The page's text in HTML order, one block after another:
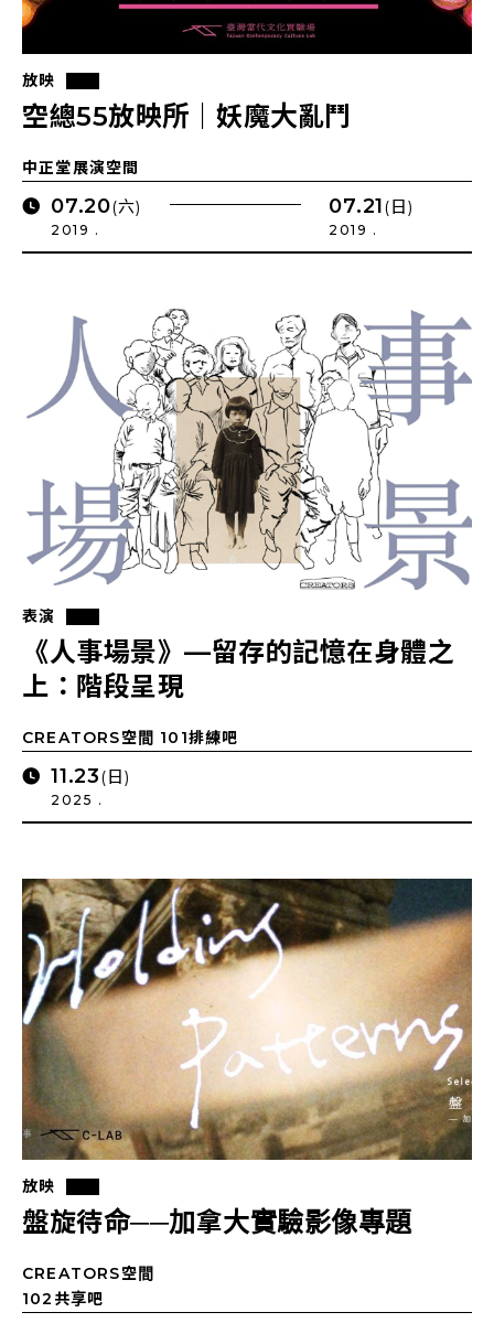
放映
空總55放映所｜妖魔大亂鬥
中正堂展演空間
07.20(六)
2019 .
07.21(日)
2019 .
表演
《人事場景》—留存的記憶在身體之
上：階段呈現
CREATORS空間 101排練吧
11.23(日)
2025 .
放映
盤旋待命──加拿大實驗影像專題
CREATORS空間
102共享吧